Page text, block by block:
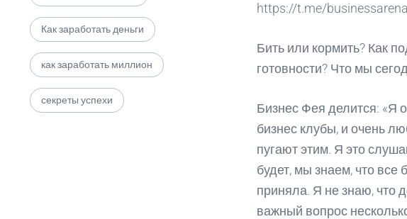
Как заработать деньги
как заработать миллион
секреты успехи
https://t.me/
Бить или кормить? Как
готовности? Что мы
Бизнес Фея делится: «Я
бизнес клубы, и очень
пугают этим. Я это
будет, мы знаем, что все
приняла. Я не знаю, что
важный вопрос